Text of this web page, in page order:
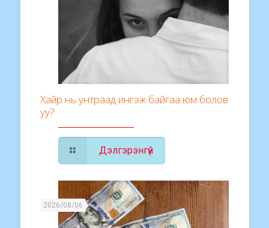
Хайр нь унтраад ингэж байгаа юм болов
уу?
Дэлгэрэнгүй
2026/08/06